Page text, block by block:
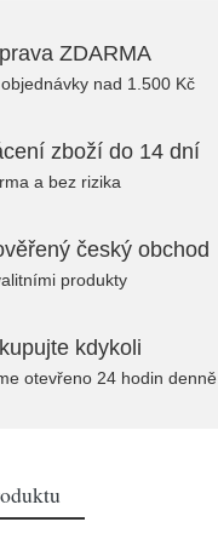
ZDARMA
nad 1.500 Kč
zboží do 14 dní
a bez rizika
český obchod
produkty
kdykoli
otevřeno 24 hodin denně